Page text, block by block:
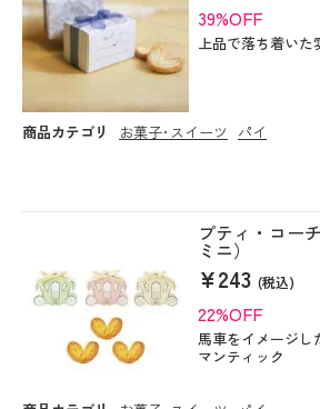
39%OFF
上品で落ち着い
商品カテゴリ お菓子･スイーツ パイ
プティ・コー
ミニ）
¥243(税込)
22%OFF
馬車をイメージし
マンティック